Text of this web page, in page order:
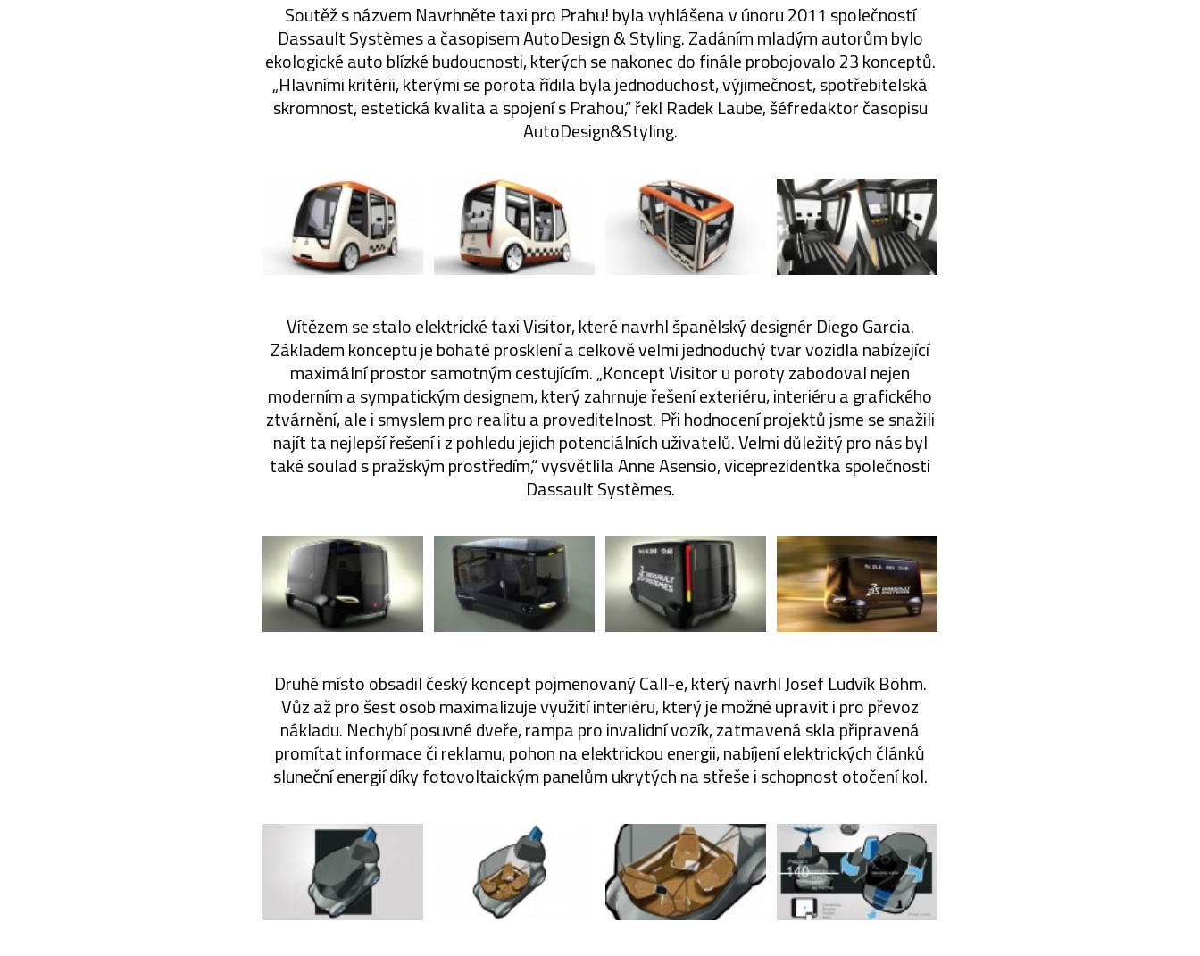
Soutěž s názvem Navrhněte taxi pro Prahu! byla vyhlášena v únoru 2011 společností
Dassault Systèmes a časopisem AutoDesign & Styling. Zadáním mladým autorům bylo
ekologické auto blízké budoucnosti, kterých se nakonec do finále probojovalo 23 konceptů.
„Hlavními kritérii, kterými se porota řídila byla jednoduchost, výjimečnost, spotřebitelská
skromnost, estetická kvalita a spojení s Prahou,“ řekl Radek Laube, šéfredaktor časopisu
AutoDesign&Styling.
Vítězem se stalo elektrické taxi Visitor, které navrhl španělský designér Diego Garcia.
Základem konceptu je bohaté prosklení a celkově velmi jednoduchý tvar vozidla nabízející
maximální prostor samotným cestujícím. „Koncept Visitor u poroty zabodoval nejen
moderním a sympatickým designem, který zahrnuje řešení exteriéru, interiéru a grafického
ztvárnění, ale i smyslem pro realitu a proveditelnost. Při hodnocení projektů jsme se snažili
najít ta nejlepší řešení i z pohledu jejich potenciálních uživatelů. Velmi důležitý pro nás byl
také soulad s pražským prostředím,“ vysvětlila Anne Asensio, viceprezidentka společnosti
Dassault Systèmes.
Druhé místo obsadil český koncept pojmenovaný Call-e, který navrhl Josef Ludvík Böhm.
Vůz až pro šest osob maximalizuje využití interiéru, který je možné upravit i pro převoz
nákladu. Nechybí posuvné dveře, rampa pro invalidní vozík, zatmavená skla připravená
promítat informace či reklamu, pohon na elektrickou energii, nabíjení elektrických článků
sluneční energií díky fotovoltaickým panelům ukrytých na střeše i schopnost otočení kol.